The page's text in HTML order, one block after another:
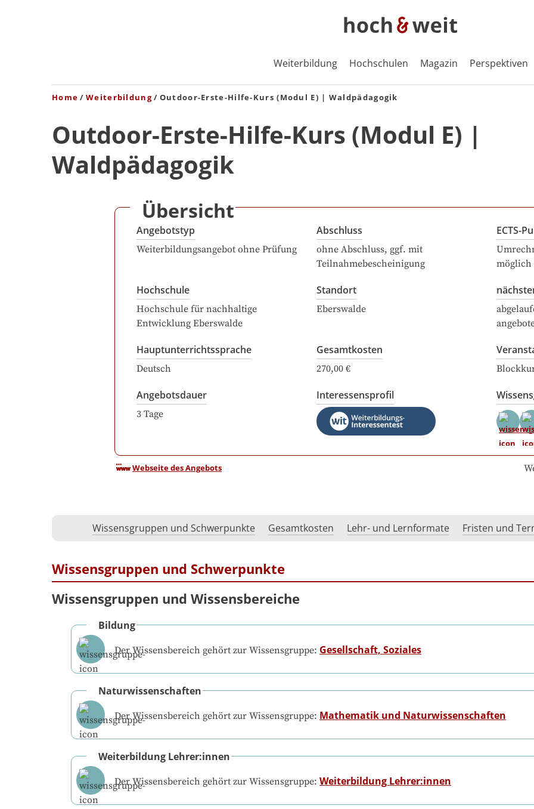
Weiterbildung Hochschulen Magazin Perspektiven
Home Weiterbildung Outdoor-Erste-Hilfe-Kurs (Modul E) | Waldpädagogik
Outdoor-Erste-Hilfe-Kurs (Modul E) |
Waldpädagogik
Übersicht
Angebotstyp
Weiterbildungsangebot ohne Prüfung
Abschluss
ohne Abschluss, ggf. mit
Teilnahmebescheinigung
ECTS-
möglich
Hochschule
Hochschule für nachhaltige
Entwicklung Eberswalde
Standort
Eberswalde
Hauptunterrichtssprache
Deutsch
Gesamtkosten
270,00 €
Angebotsdauer
3 Tage
Interessensprofil
Webseite des Angebots
Wissensgruppen und Schwerpunkte Gesamtkosten Lehr- und Lernformate Fristen und
Wissensgruppen und Schwerpunkte
Wissensgruppen und Wissensbereiche
Bildung
Der Wissensbereich gehört zur Wissensgruppe: Gesellschaft, Soziales
Naturwissenschaften
Der Wissensbereich gehört zur Wissensgruppe: Mathematik und Naturwissenschaften
Weiterbildung Lehrer:innen
Der Wissensbereich gehört zur Wissensgruppe: Weiterbildung Lehrer:innen